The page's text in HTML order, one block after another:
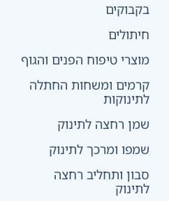
בקבוקים
חיתולים
מוצרי טיפוח הפנים והגוף
קרמים ומשחות החתלה
לתינוקות
שמן רחצה לתינוק
שמפו ומרכך לתינוק
סבון ותחליב רחצה
לתינוק